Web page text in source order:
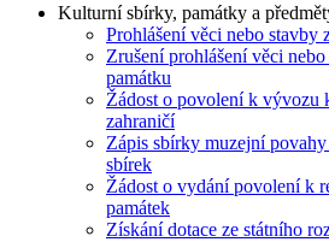
Kulturní sbírky, památky a
Prohlášení věci nebo stavby
Zrušení prohlášení věci
památku
Žádost o povolení k vývozu
zahraničí
Zápis sbírky muzejní
sbírek
Žádost o vydání povolení k
památek
Získání dotace ze státního